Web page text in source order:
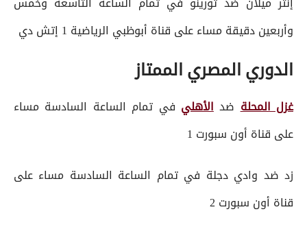
وأربعين دقيقة مساء على قناة أبوظبي الرياضية 1 إتش دي
الدوري المصري الممتاز
غزل المحلةضدالأهلي في تمام الساعة السادسة مساء
على قناة أون سبورت 1
زد ضد وادي دجلة في تمام الساعة السادسة مساء على
قناة أون سبورت 2